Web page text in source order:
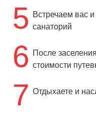
5
Встречаем вас
санаторий
6
После
стоимости
7 Отдыхаете и